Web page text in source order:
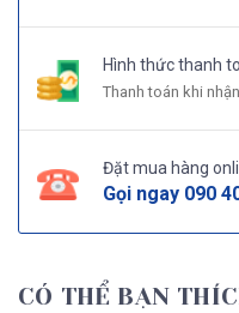
Hình thức thanh
Thanh toán khi
Đặt mua hàng
Gọi ngay 090
CÓ THỂ BẠN